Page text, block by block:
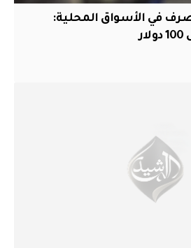
في الأسواق المحلية: